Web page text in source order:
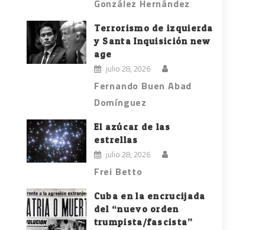
González Hernández
Terrorismo de izquierda
y Santa Inquisición new
age
julio 28, 2026
Fernando Buen Abad
Domínguez
El azúcar de las
estrellas
julio 28, 2026
Frei Betto
Cuba en la encrucijada
del “nuevo orden
trumpista/fascista”